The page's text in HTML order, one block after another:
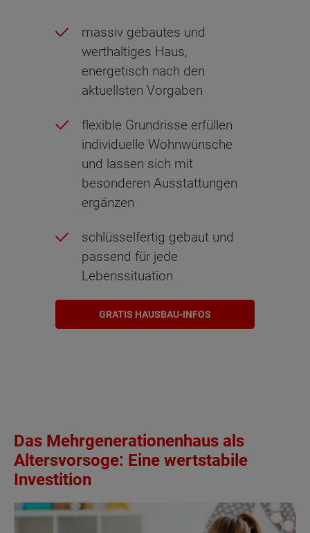
massiv gebautes und
werthaltiges Haus,
energetisch nach den
aktuellsten Vorgaben
flexible Grundrisse erfüllen
individuelle Wohnwünsche
und lassen sich mit
besonderen Ausstattungen
ergänzen
schlüsselfertig gebaut und
passend für jede
Lebenssituation
GRATIS HAUSBAU-INFOS
Das Mehrgenerationenhaus als
Altersvorsoge: Eine wertstabile
Investition